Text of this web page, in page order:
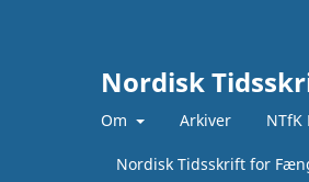
Nordisk
Om Arkiver
Nordisk Tidsskrift for